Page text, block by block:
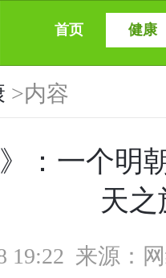
首页 健康
>内容
》：一个明
天之
19:22 来源：